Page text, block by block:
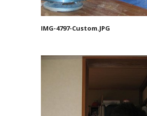
IMG-4797-Custom.JPG